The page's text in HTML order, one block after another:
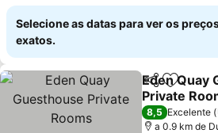
Selecione as datas para ver os
exatos.
Partilhar
Eden Quay
Private
Ver preços
8,5 Excelente
a 0.9 km de